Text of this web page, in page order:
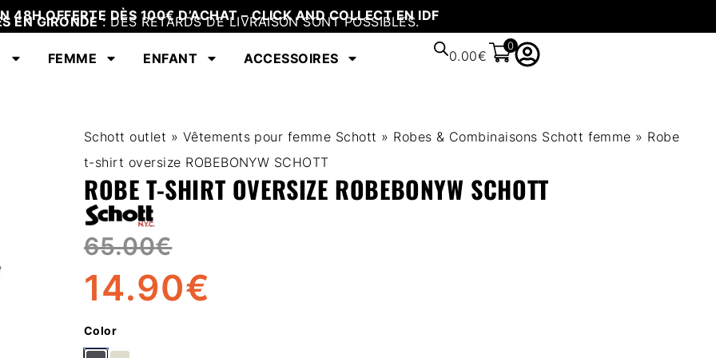
48H OFFERTE DÈS 100€ D’ACHAT – CLICK AND COLLECT EN IDF
EN GIRONDE: DES RETARDS DE LIVRAISON SONT POSSIBLES.
FEMME ENFANT ACCESSOIRES 0.00€
0
Schott outlet » Vêtements pour femme Schott » Robes & Combinaisons Schott femme » Robe
t-shirt oversize ROBEBONYW SCHOTT
ROBE T-SHIRT OVERSIZE ROBEBONYW SCHOTT
65.00€
14.90€
Color